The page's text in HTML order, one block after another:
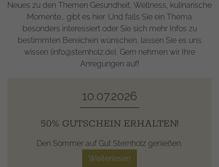
Neues zu den Themen Gesundheit, Wellness, kulinarische
Momente… gibt es hier. Und falls Sie ein Thema
besonders interessiert oder Sie sich mehr Infos zu
bestimmten Bereichen wünschen, lassen Sie es uns
wissen (info@sternholz.de). Gern nehmen wir Ihre
Anregungen auf!
10.07.2026
50% GUTSCHEIN ERHALTEN!
Den Sommer auf Gut Sternholz genießen.
Weiterlesen